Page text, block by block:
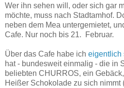
Wer ihn sehen will, oder sich gar
möchte, muss nach Stadtamhof.
neben dem Mea untergemietet,
Cafe. Nur noch bis 21. Februar.
Über das Cafe habe ich eigentlich
hat - bundesweit einmalig - die in
beliebten CHURROS, ein
Heißer Schokolade zu sich nimmt